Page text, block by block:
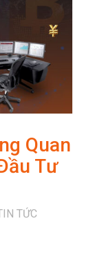
Quan
Tư
TỨC